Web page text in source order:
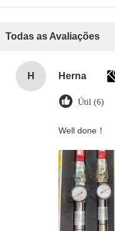
Todas as Avaliações
H Herna
Útil (6)
Well done！